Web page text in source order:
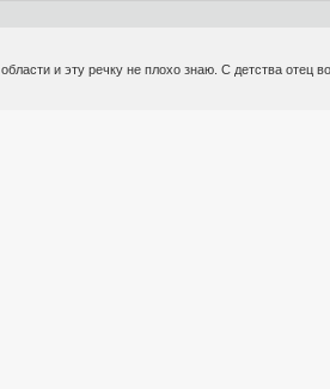
и эту речку не плохо знаю. С детства отец